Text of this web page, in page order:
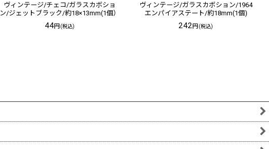
ヴィンテージ/チェコ/ガラスカボショ
ン/ジェットブラック/約18×13mm(1個）
44円(税込)
ヴィンテージ/ガラスカボション/1964
エンパイアステート/約18mm(1個)
242円(税込)